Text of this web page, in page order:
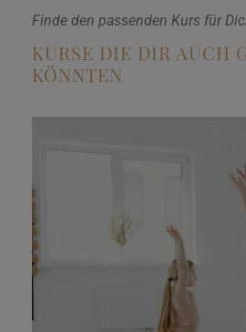
Finde den passenden Kurs für
KURSE DIE DIR AUCH
KÖNNTEN